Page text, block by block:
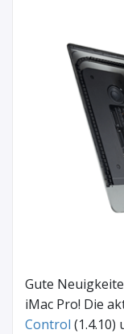
Gute
iMac Pro! Die
Control